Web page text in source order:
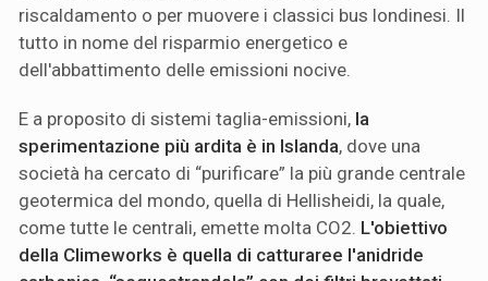
riscaldamento o per muovere i classici bus londinesi. Il
tutto in nome del risparmio energetico e
dell'abbattimento delle emissioni nocive.
E a proposito di sistemi taglia-emissioni, la
sperimentazione più ardita è in Islanda, dove una
società ha cercato di “purificare” la più grande centrale
geotermica del mondo, quella di Hellisheidi, la quale,
come tutte le centrali, emette molta CO2. L'obiettivo
della Climeworks è quella di catturaree l'anidride